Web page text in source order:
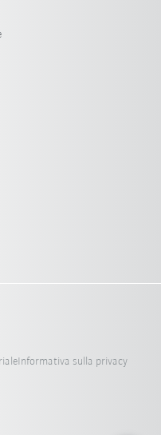
Informativa sulla privacy